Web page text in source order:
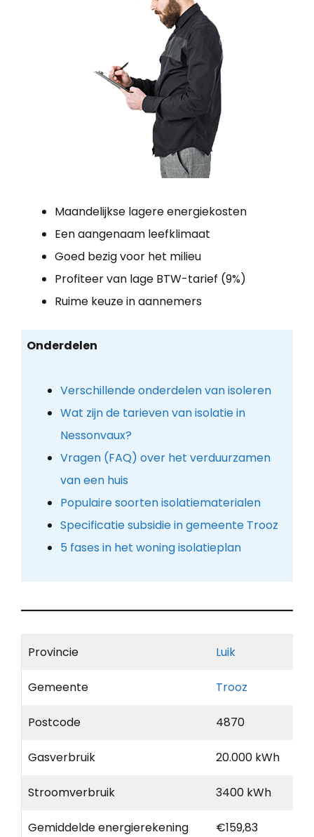
Maandelijkse lagere energiekosten
Een aangenaam leefklimaat
Goed bezig voor het milieu
Profiteer van lage BTW-tarief (9%)
Ruime keuze in aannemers
Onderdelen
Verschillende onderdelen van isoleren
Wat zijn de tarieven van isolatie in
Nessonvaux?
Vragen (FAQ) over het verduurzamen
van een huis
Populaire soorten isolatiematerialen
Specificatie subsidie in gemeente Trooz
5 fases in het woning isolatieplan
Provincie Luik
Gemeente Trooz
Postcode 4870
Gasverbruik 20.000 kWh
Stroomverbruik 3400 kWh
Gemiddelde energierekening €159,83